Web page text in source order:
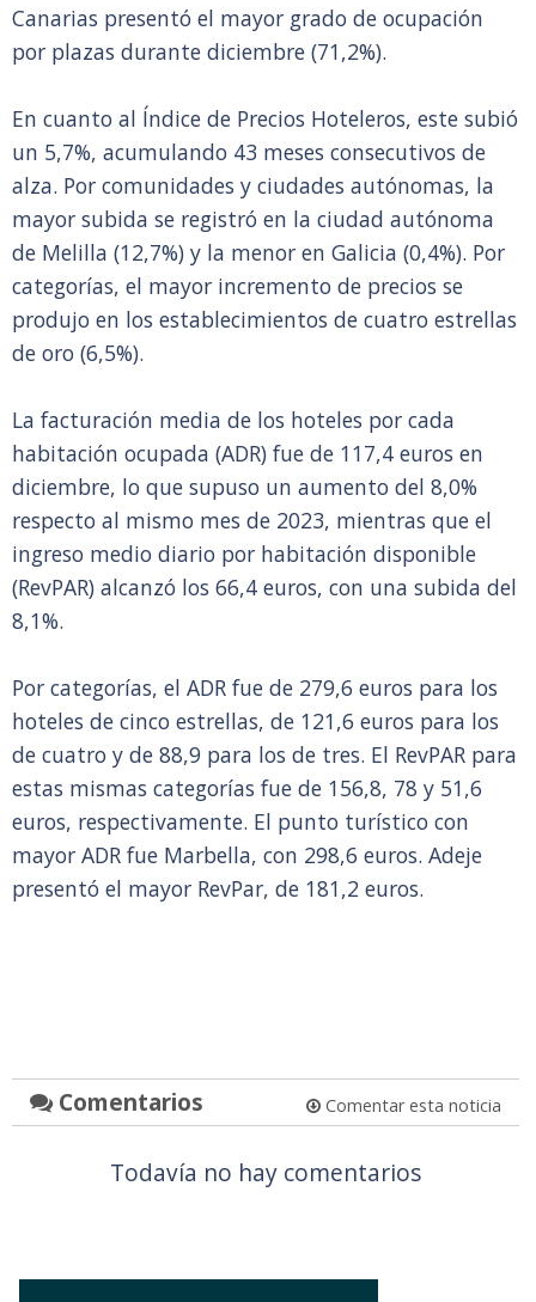
Canarias presentó el mayor grado de ocupación
por plazas durante diciembre (71,2%).
En cuanto al Índice de Precios Hoteleros, este subió
un 5,7%, acumulando 43 meses consecutivos de
alza. Por comunidades y ciudades autónomas, la
mayor subida se registró en la ciudad autónoma
de Melilla (12,7%) y la menor en Galicia (0,4%). Por
categorías, el mayor incremento de precios se
produjo en los establecimientos de cuatro estrellas
de oro (6,5%).
La facturación media de los hoteles por cada
habitación ocupada (ADR) fue de 117,4 euros en
diciembre, lo que supuso un aumento del 8,0%
respecto al mismo mes de 2023, mientras que el
ingreso medio diario por habitación disponible
(RevPAR) alcanzó los 66,4 euros, con una subida del
8,1%.
Por categorías, el ADR fue de 279,6 euros para los
hoteles de cinco estrellas, de 121,6 euros para los
de cuatro y de 88,9 para los de tres. El RevPAR para
estas mismas categorías fue de 156,8, 78 y 51,6
euros, respectivamente. El punto turístico con
mayor ADR fue Marbella, con 298,6 euros. Adeje
presentó el mayor RevPar, de 181,2 euros.
Comentarios Comentar esta noticia
Todavía no hay comentarios